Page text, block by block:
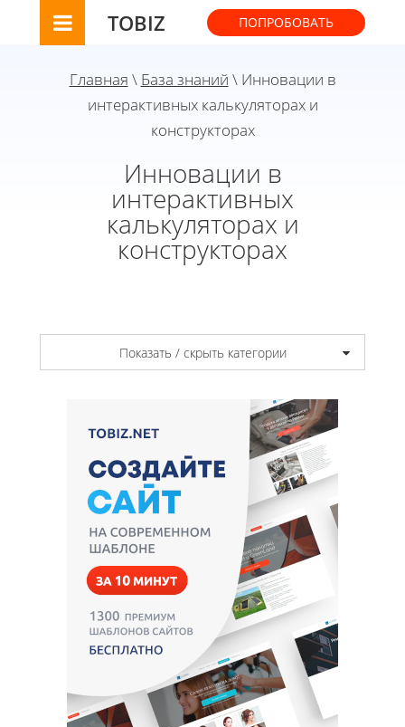
TOBIZ ПОПРОБОВАТЬ
Главная \ База знаний \ Инновации в
интерактивных калькуляторах и
конструкторах
Инновации в
интерактивных
калькуляторах и
конструкторах
Показать / скрыть категории